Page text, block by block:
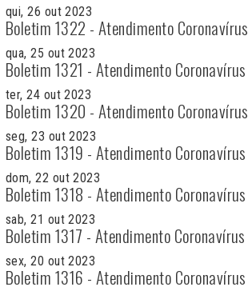
qui, 26 out 2023
Boletim 1322 - Atendimento Coronavírus
qua, 25 out 2023
Boletim 1321 - Atendimento Coronavírus
ter, 24 out 2023
Boletim 1320 - Atendimento Coronavírus
seg, 23 out 2023
Boletim 1319 - Atendimento Coronavírus
dom, 22 out 2023
Boletim 1318 - Atendimento Coronavírus
sab, 21 out 2023
Boletim 1317 - Atendimento Coronavírus
sex, 20 out 2023
Boletim 1316 - Atendimento Coronavírus